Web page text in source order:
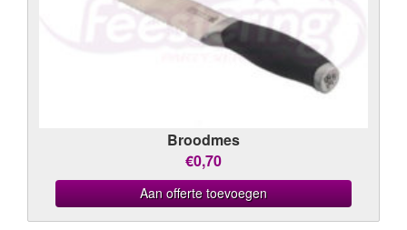
Broodmes
€0,70
Aan offerte toevoegen